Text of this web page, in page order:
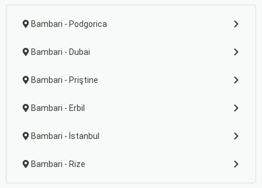
Bambari - Podgorica
Bambari - Dubai
Bambari - Priştine
Bambari - Erbil
Bambari - İstanbul
Bambari - Rize